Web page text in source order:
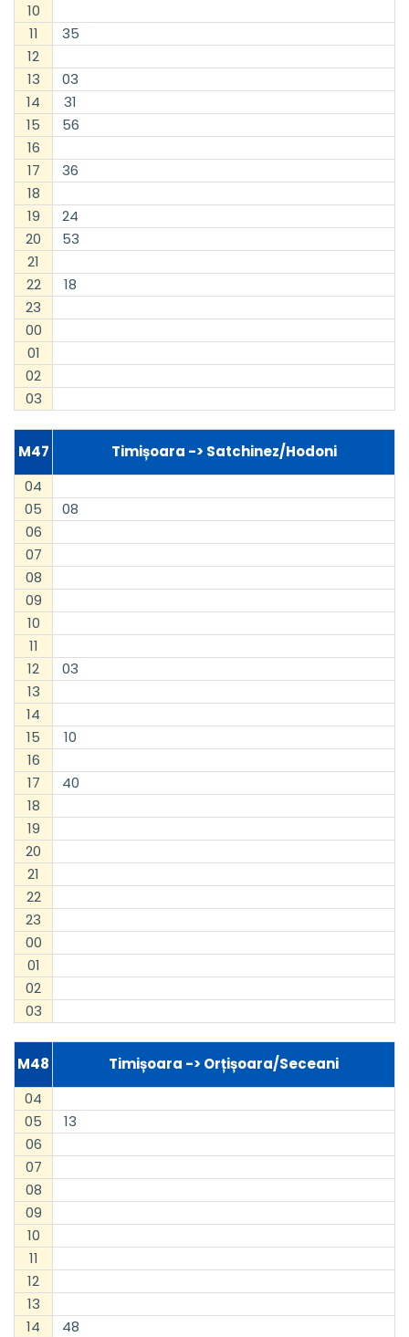
10
11
35
12
13
03
14
31
15
56
16
17
36
18
19
24
20
53
21
22
18
23
00
01
02
03
M47
Timișoara -> Satchinez/Hodoni
04
05
08
06
07
08
09
10
11
12
03
13
14
15
10
16
17
40
18
19
20
21
22
23
00
01
02
03
M48
Timișoara -> Orțișoara/Seceani
04
05
13
06
07
08
09
10
11
12
13
14
48